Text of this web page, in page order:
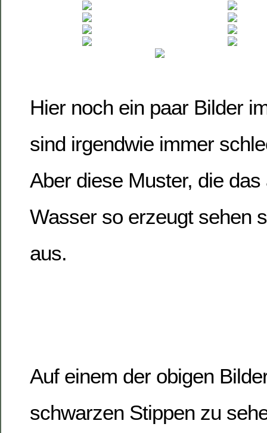
Hier noch ein paar Bilder
sind irgendwie immer
Aber diese Muster, die das
Wasser so erzeugt sehen
aus.
Auf einem der obigen
schwarzen Stippen zu